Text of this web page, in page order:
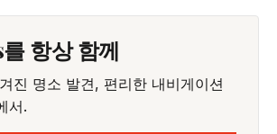
항상 함께
진 명소 발견, 편리한 내비게이션
서.